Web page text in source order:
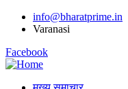
info@bharatprime.in
Varanasi
Facebook